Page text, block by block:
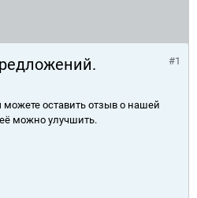
#1
можете оставить отзыв о нашей
можно улучшить.